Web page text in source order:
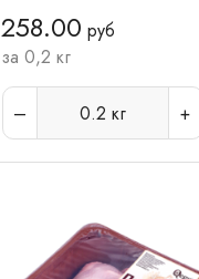
258.00 руб
за 0,2 кг
0.2 кг